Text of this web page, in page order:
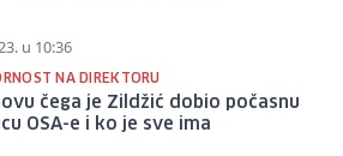
u 10:36
NA DIREKTORU
čega je Zildžić dobio počasnu
OSA-e i ko je sve ima